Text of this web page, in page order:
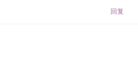
回复